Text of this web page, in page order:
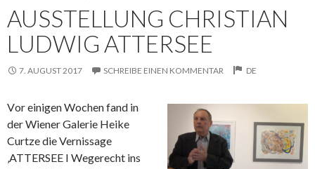
AUSSTELLUNG CHRISTIAN
LUDWIG ATTERSEE
7. AUGUST 2017 SCHREIBE EINEN KOMMENTAR DE
Vor einigen Wochen fand in
der Wiener Galerie Heike
Curtze die Vernissage
‚ATTERSEE I Wegerecht ins